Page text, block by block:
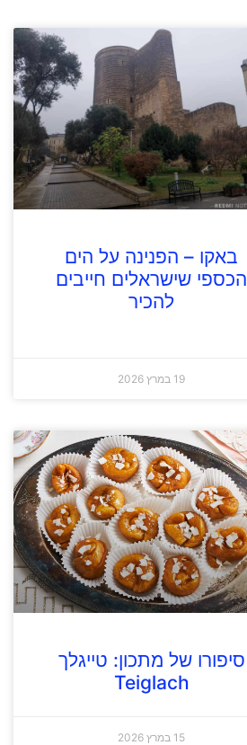
באקו – הפנינה על הים
הכספי שישראלים חייבים
להכיר
19 במרץ 2026
סיפורו של מתכון: טייגלך
Teiglach
15 במרץ 2026